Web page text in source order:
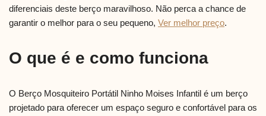
diferenciais deste berço maravilhoso. Não perca a chance de
garantir o melhor para o seu pequeno, Ver melhor preço.
O que é e como funciona
O Berço Mosquiteiro Portátil Ninho Moises Infantil é um berço
projetado para oferecer um espaço seguro e confortável para os